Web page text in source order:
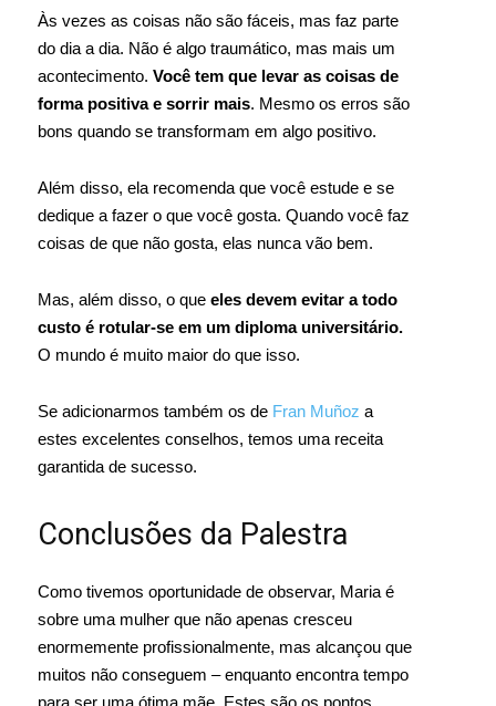
Às vezes as coisas não são fáceis, mas faz parte
do dia a dia. Não é algo traumático, mas mais um
acontecimento. Você tem que levar as coisas de
forma positiva e sorrir mais. Mesmo os erros são
bons quando se transformam em algo positivo.
Além disso, ela recomenda que você estude e se
dedique a fazer o que você gosta. Quando você faz
coisas de que não gosta, elas nunca vão bem.
Mas, além disso, o que eles devem evitar a todo
custo é rotular-se em um diploma universitário.
O mundo é muito maior do que isso.
Se adicionarmos também os de Fran Muñoz a
estes excelentes conselhos, temos uma receita
garantida de sucesso.
Conclusões da Palestra
Como tivemos oportunidade de observar, Maria é
sobre uma mulher que não apenas cresceu
enormemente profissionalmente, mas alcançou que
muitos não conseguem – enquanto encontra tempo